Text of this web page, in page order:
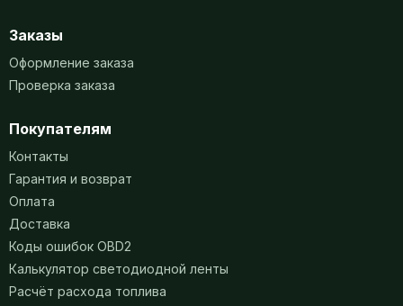
Заказы
Оформление заказа
Проверка заказа
Покупателям
Контакты
Гарантия и возврат
Оплата
Доставка
Коды ошибок OBD2
Калькулятор светодиодной ленты
Расчёт расхода топлива